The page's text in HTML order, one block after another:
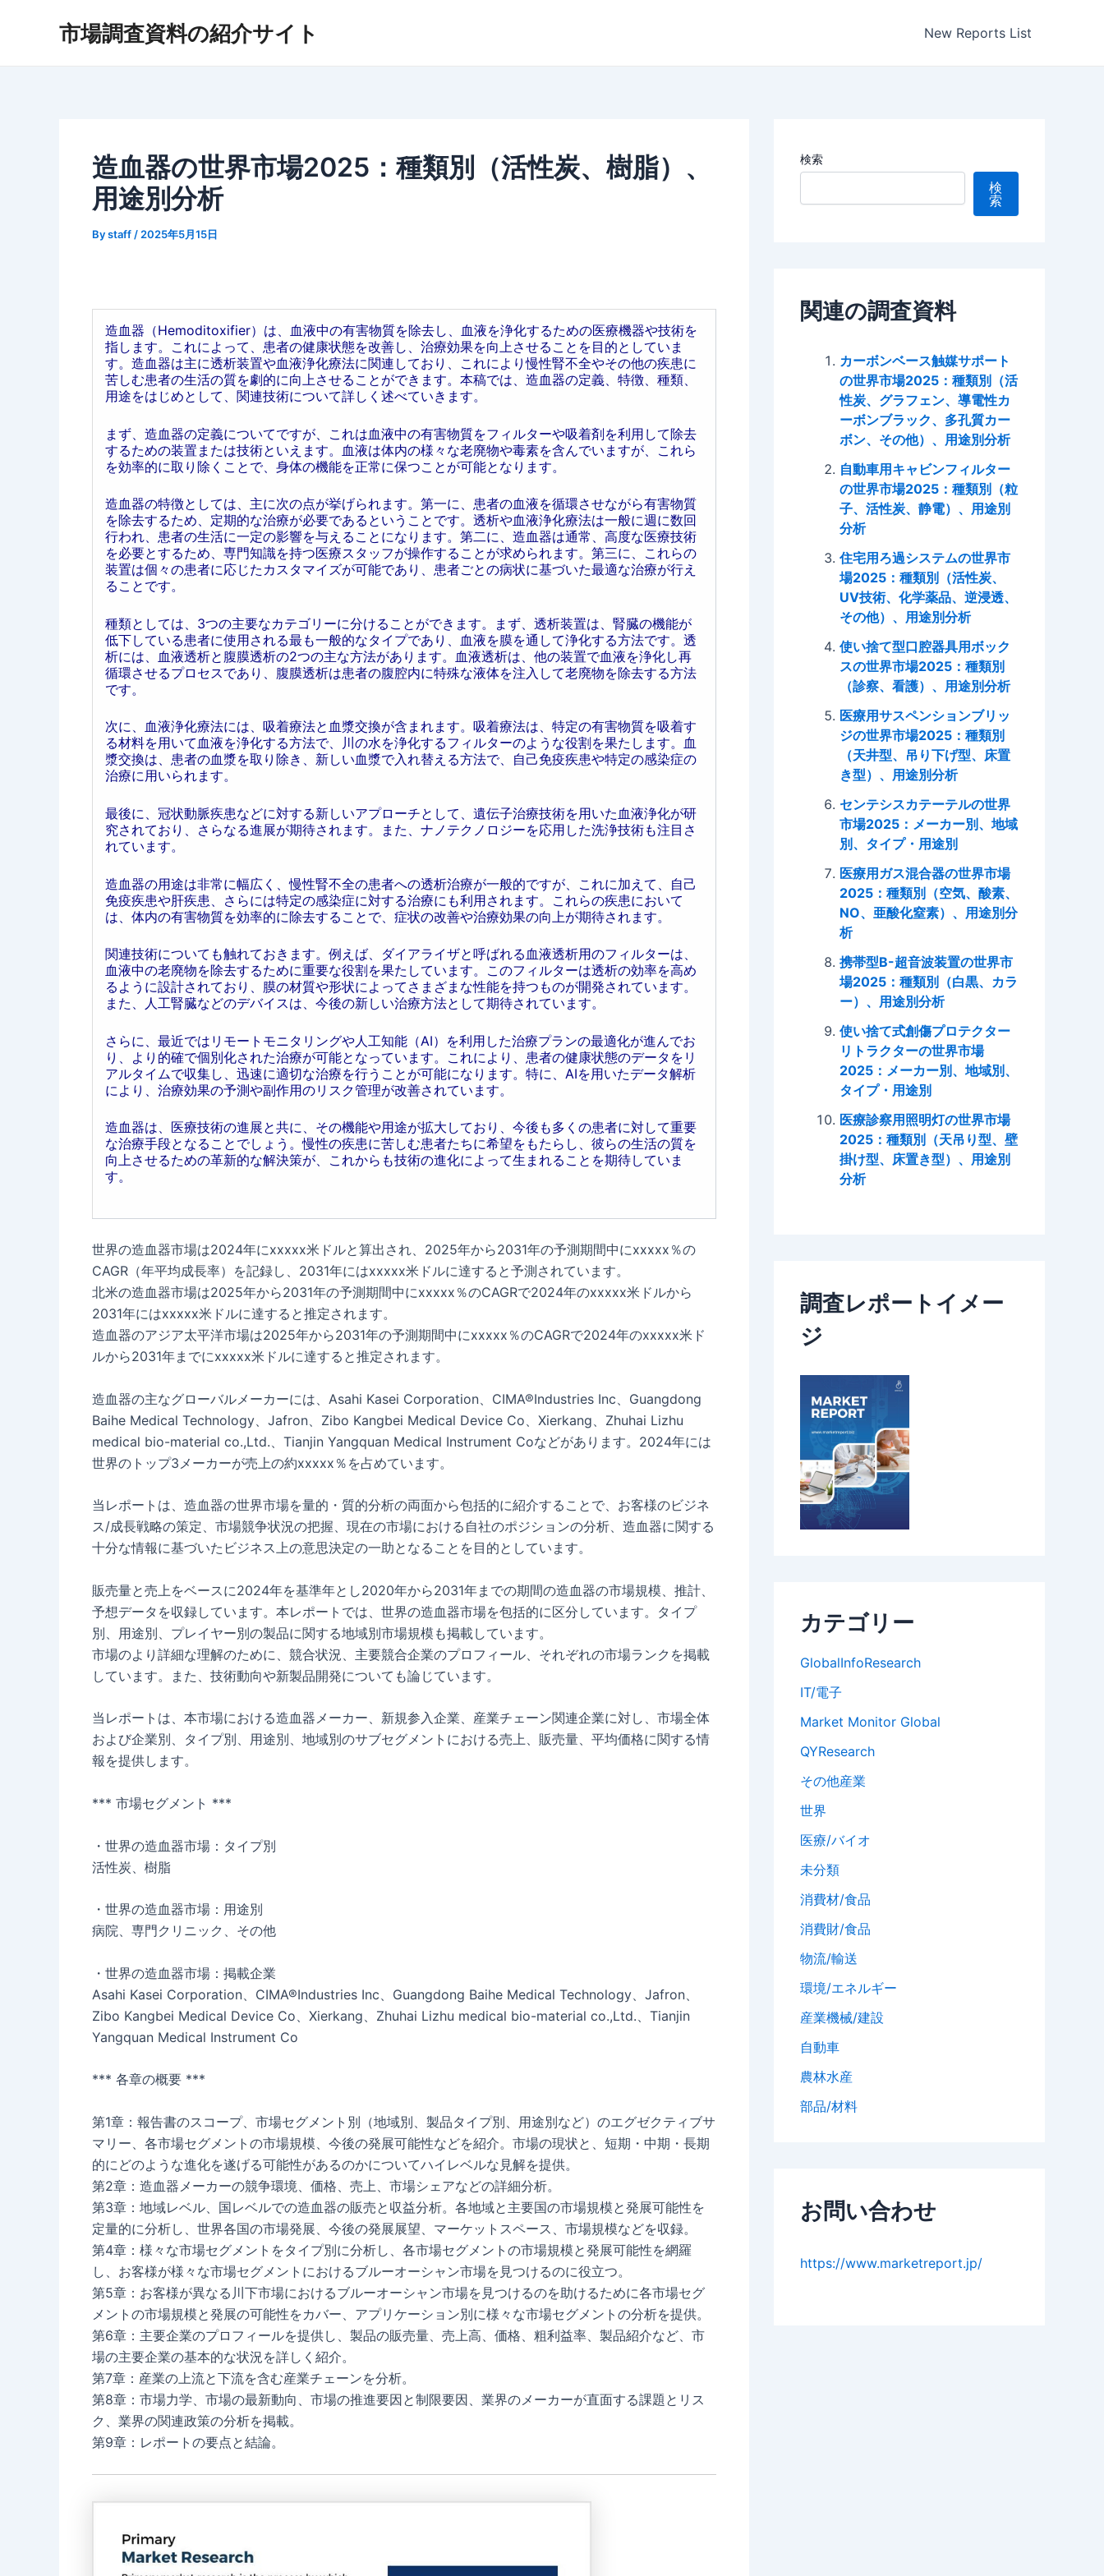
市場調査資料の紹介サイト New Reports List
造血器の世界市場2025：種類別（活性炭、樹脂）、
用途別分析
Bystaff / 2025年5月15日
造血器（Hemoditoxifier）は、血液中の有害物質を除去し、血液を浄化するための医療機器や技術を
指します。これによって、患者の健康状態を改善し、治療効果を向上させることを目的としていま
す。造血器は主に透析装置や血液浄化療法に関連しており、これにより慢性腎不全やその他の疾患に
苦しむ患者の生活の質を劇的に向上させることができます。本稿では、造血器の定義、特徴、種類、
用途をはじめとして、関連技術について詳しく述べていきます。
まず、造血器の定義についてですが、これは血液中の有害物質をフィルターや吸着剤を利用して除去
するための装置または技術といえます。血液は体内の様々な老廃物や毒素を含んでいますが、これら
を効率的に取り除くことで、身体の機能を正常に保つことが可能となります。
造血器の特徴としては、主に次の点が挙げられます。第一に、患者の血液を循環させながら有害物質
を除去するため、定期的な治療が必要であるということです。透析や血液浄化療法は一般に週に数回
行われ、患者の生活に一定の影響を与えることになります。第二に、造血器は通常、高度な医療技術
を必要とするため、専門知識を持つ医療スタッフが操作することが求められます。第三に、これらの
装置は個々の患者に応じたカスタマイズが可能であり、患者ごとの病状に基づいた最適な治療が行え
ることです。
種類としては、3つの主要なカテゴリーに分けることができます。まず、透析装置は、腎臓の機能が
低下している患者に使用される最も一般的なタイプであり、血液を膜を通して浄化する方法です。透
析には、血液透析と腹膜透析の2つの主な方法があります。血液透析は、他の装置で血液を浄化し再
循環させるプロセスであり、腹膜透析は患者の腹腔内に特殊な液体を注入して老廃物を除去する方法
です。
次に、血液浄化療法には、吸着療法と血漿交換が含まれます。吸着療法は、特定の有害物質を吸着す
る材料を用いて血液を浄化する方法で、川の水を浄化するフィルターのような役割を果たします。血
漿交換は、患者の血漿を取り除き、新しい血漿で入れ替える方法で、自己免疫疾患や特定の感染症の
治療に用いられます。
最後に、冠状動脈疾患などに対する新しいアプローチとして、遺伝子治療技術を用いた血液浄化が研
究されており、さらなる進展が期待されます。また、ナノテクノロジーを応用した洗浄技術も注目さ
れています。
造血器の用途は非常に幅広く、慢性腎不全の患者への透析治療が一般的ですが、これに加えて、自己
免疫疾患や肝疾患、さらには特定の感染症に対する治療にも利用されます。これらの疾患において
は、体内の有害物質を効率的に除去することで、症状の改善や治療効果の向上が期待されます。
関連技術についても触れておきます。例えば、ダイアライザと呼ばれる血液透析用のフィルターは、
血液中の老廃物を除去するために重要な役割を果たしています。このフィルターは透析の効率を高め
るように設計されており、膜の材質や形状によってさまざまな性能を持つものが開発されています。
また、人工腎臓などのデバイスは、今後の新しい治療方法として期待されています。
さらに、最近ではリモートモニタリングや人工知能（AI）を利用した治療プランの最適化が進んでお
り、より的確で個別化された治療が可能となっています。これにより、患者の健康状態のデータをリ
アルタイムで収集し、迅速に適切な治療を行うことが可能になります。特に、AIを用いたデータ解析
により、治療効果の予測や副作用のリスク管理が改善されています。
造血器は、医療技術の進展と共に、その機能や用途が拡大しており、今後も多くの患者に対して重要
な治療手段となることでしょう。慢性の疾患に苦しむ患者たちに希望をもたらし、彼らの生活の質を
向上させるための革新的な解決策が、これからも技術の進化によって生まれることを期待していま
す。
世界の造血器市場は2024年にxxxxx米ドルと算出され、2025年から2031年の予測期間中にxxxxx％の
CAGR（年平均成長率）を記録し、2031年にはxxxxx米ドルに達すると予測されています。
北米の造血器市場は2025年から2031年の予測期間中にxxxxx％のCAGRで2024年のxxxxx米ドルから
2031年にはxxxxx米ドルに達すると推定されます。
造血器のアジア太平洋市場は2025年から2031年の予測期間中にxxxxx％のCAGRで2024年のxxxxx米ド
ルから2031年までにxxxxx米ドルに達すると推定されます。
造血器の主なグローバルメーカーには、Asahi Kasei Corporation、CIMA®Industries Inc、Guangdong
Baihe Medical Technology、Jafron、Zibo Kangbei Medical Device Co、Xierkang、Zhuhai Lizhu
medical bio-material co.,Ltd.、Tianjin Yangquan Medical Instrument Coなどがあります。2024年には
世界のトップ3メーカーが売上の約xxxxx％を占めています。
当レポートは、造血器の世界市場を量的・質的分析の両面から包括的に紹介することで、お客様のビジネ
ス/成長戦略の策定、市場競争状況の把握、現在の市場における自社のポジションの分析、造血器に関する
十分な情報に基づいたビジネス上の意思決定の一助となることを目的としています。
販売量と売上をベースに2024年を基準年とし2020年から2031年までの期間の造血器の市場規模、推計、
予想データを収録しています。本レポートでは、世界の造血器市場を包括的に区分しています。タイプ
別、用途別、プレイヤー別の製品に関する地域別市場規模も掲載しています。
市場のより詳細な理解のために、競合状況、主要競合企業のプロフィール、それぞれの市場ランクを掲載
しています。また、技術動向や新製品開発についても論じています。
当レポートは、本市場における造血器メーカー、新規参入企業、産業チェーン関連企業に対し、市場全体
および企業別、タイプ別、用途別、地域別のサブセグメントにおける売上、販売量、平均価格に関する情
報を提供します。
*** 市場セグメント ***
・世界の造血器市場：タイプ別
活性炭、樹脂
・世界の造血器市場：用途別
病院、専門クリニック、その他
・世界の造血器市場：掲載企業
Asahi Kasei Corporation、CIMA®Industries Inc、Guangdong Baihe Medical Technology、Jafron、
Zibo Kangbei Medical Device Co、Xierkang、Zhuhai Lizhu medical bio-material co.,Ltd.、Tianjin
Yangquan Medical Instrument Co
*** 各章の概要 ***
第1章：報告書のスコープ、市場セグメント別（地域別、製品タイプ別、用途別など）のエグゼクティブサ
マリー、各市場セグメントの市場規模、今後の発展可能性などを紹介。市場の現状と、短期・中期・長期
的にどのような進化を遂げる可能性があるのかについてハイレベルな見解を提供。
第2章：造血器メーカーの競争環境、価格、売上、市場シェアなどの詳細分析。
第3章：地域レベル、国レベルでの造血器の販売と収益分析。各地域と主要国の市場規模と発展可能性を
定量的に分析し、世界各国の市場発展、今後の発展展望、マーケットスペース、市場規模などを収録。
第4章：様々な市場セグメントをタイプ別に分析し、各市場セグメントの市場規模と発展可能性を網羅
し、お客様が様々な市場セグメントにおけるブルーオーシャン市場を見つけるのに役立つ。
第5章：お客様が異なる川下市場におけるブルーオーシャン市場を見つけるのを助けるために各市場セグ
メントの市場規模と発展の可能性をカバー、アプリケーション別に様々な市場セグメントの分析を提供。
第6章：主要企業のプロフィールを提供し、製品の販売量、売上高、価格、粗利益率、製品紹介など、市
場の主要企業の基本的な状況を詳しく紹介。
第7章：産業の上流と下流を含む産業チェーンを分析。
第8章：市場力学、市場の最新動向、市場の推進要因と制限要因、業界のメーカーが直面する課題とリス
ク、業界の関連政策の分析を掲載。
第9章：レポートの要点と結論。
検索
検
索
関連の調査資料
カーボンベース触媒サポート
の世界市場2025：種類別（活
性炭、グラフェン、導電性カ
ーボンブラック、多孔質カー
ボン、その他）、用途別分析
自動車用キャビンフィルター
の世界市場2025：種類別（粒
子、活性炭、静電）、用途別
分析
住宅用ろ過システムの世界市
場2025：種類別（活性炭、
UV技術、化学薬品、逆浸透、
その他）、用途別分析
使い捨て型口腔器具用ボック
スの世界市場2025：種類別
（診察、看護）、用途別分析
医療用サスペンションブリッ
ジの世界市場2025：種類別
（天井型、吊り下げ型、床置
き型）、用途別分析
センテシスカテーテルの世界
市場2025：メーカー別、地域
別、タイプ・用途別
医療用ガス混合器の世界市場
2025：種類別（空気、酸素、
NO、亜酸化窒素）、用途別分
析
携帯型B-超音波装置の世界市
場2025：種類別（白黒、カラ
ー）、用途別分析
使い捨て式創傷プロテクター
リトラクターの世界市場
2025：メーカー別、地域別、
タイプ・用途別
医療診察用照明灯の世界市場
2025：種類別（天吊り型、壁
掛け型、床置き型）、用途別
分析
調査レポートイメー
ジ
カテゴリー
GlobalInfoResearch
IT/電子
Market Monitor Global
QYResearch
その他産業
世界
医療/バイオ
未分類
消費材/食品
消費財/食品
物流/輸送
環境/エネルギー
産業機械/建設
自動車
農林水産
部品/材料
お問い合わせ
https://www.marketreport.jp/